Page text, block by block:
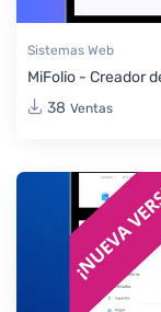
Sistemas Web
MiFolio - Creador
38 Ventas